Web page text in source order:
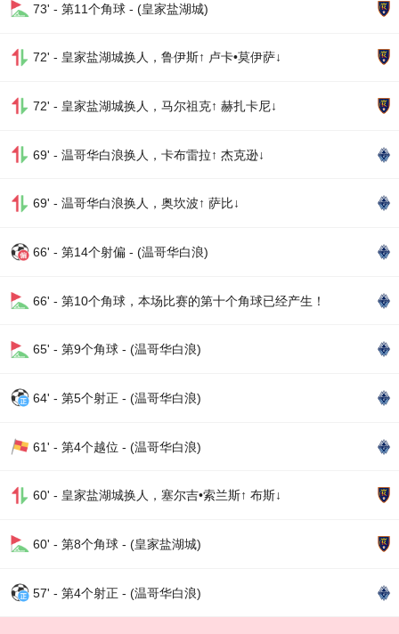
73' - 第11个角球 - (皇家盐湖城)
72' - 皇家盐湖城换人，鲁伊斯↑ 卢卡•莫伊萨↓
72' - 皇家盐湖城换人，马尔祖克↑ 赫扎卡尼↓
69' - 温哥华白浪换人，卡布雷拉↑ 杰克逊↓
69' - 温哥华白浪换人，奥坎波↑ 萨比↓
66' - 第14个射偏 - (温哥华白浪)
66' - 第10个角球，本场比赛的第十个角球已经产生！
65' - 第9个角球 - (温哥华白浪)
64' - 第5个射正 - (温哥华白浪)
61' - 第4个越位 - (温哥华白浪)
60' - 皇家盐湖城换人，塞尔吉•索兰斯↑ 布斯↓
60' - 第8个角球 - (皇家盐湖城)
57' - 第4个射正 - (温哥华白浪)